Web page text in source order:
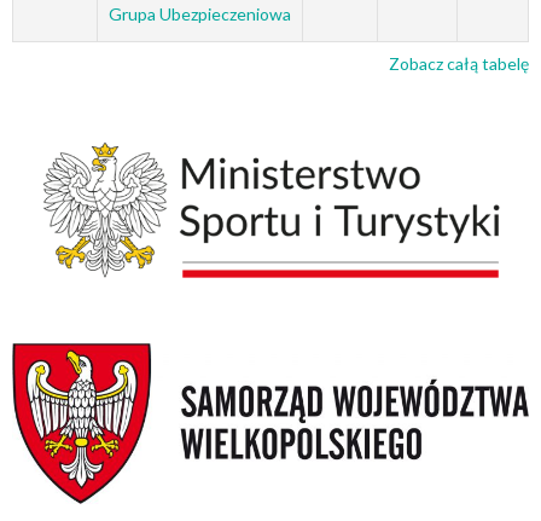
Grupa Ubezpieczeniowa
Zobacz całą tabelę